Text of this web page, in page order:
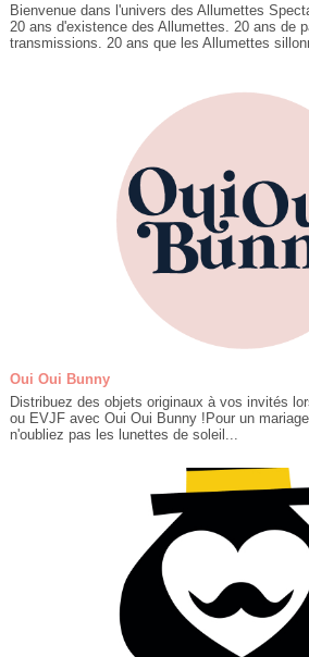
Bienvenue dans l'univers des Allumettes
20 ans d'existence des Allumettes. 20 ans de
transmissions. 20 ans que les Allumettes
Oui Oui Bunny
Distribuez des objets originaux à vos invités
ou EVJF avec Oui Oui Bunny !Pour un
n'oubliez pas les lunettes de soleil...